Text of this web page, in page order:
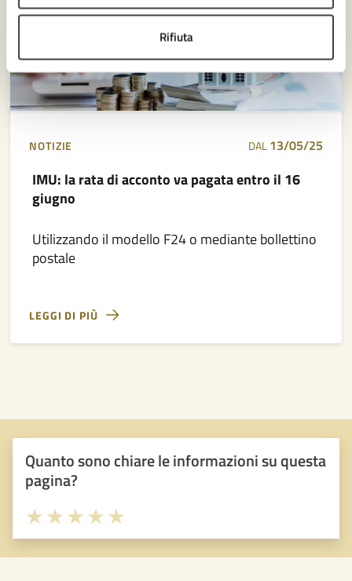
Rifiuta
NOTIZIE DAL13/05/25
IMU: la rata di acconto va pagata entro il 16
giugno
Utilizzando il modello F24 o mediante bollettino
postale
LEGGI DI PIÙ
Quanto sono chiare le informazioni su questa
pagina?
Valuta 5 stelle su 5
Valuta 4 stelle su 5
Valuta 3 stelle su 5
Valuta 2 stelle su 5
Valuta 1 stelle su 5